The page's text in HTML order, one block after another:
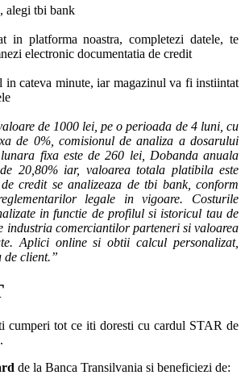
alegi tbi bank
in platforma noastra, completezi datele, te
electronic documentatia de credit
in cateva minute, iar magazinul va fi instiintat
de 1000 lei, pe o perioada de 4 luni, cu
de 0%, comisionul de analiza a dosarului
fixa este de 260 lei, Dobanda anuala
20,80% iar, valoarea totala platibila este
credit se analizeaza de tbi bank, conform
legale in vigoare. Costurile
in functie de profilul si istoricul tau de
industria comerciantilor parteneri si valoarea
Aplici online si obtii calcul personalizat,
de client.”
cumperi tot ce iti doresti cu cardul STAR de
de la Banca Transilvania si beneficiezi de: